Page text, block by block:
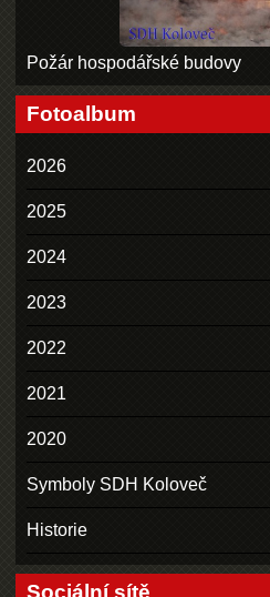
Požár hospodářské budovy
Fotoalbum
2026
2025
2024
2023
2022
2021
2020
Symboly SDH Koloveč
Historie